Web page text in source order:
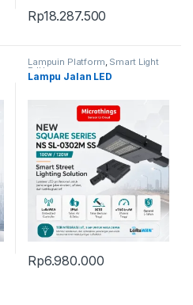
Rp18.287.500
Lampuin Platform, Smart Light
PJU
Lampu Jalan LED
Rp6.980.000